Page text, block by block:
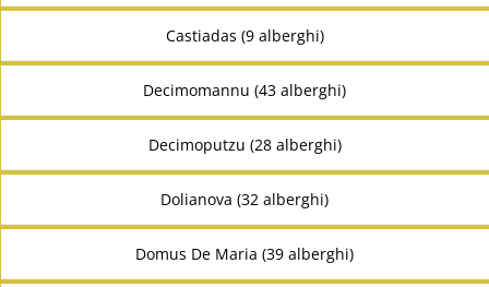
Castiadas (9 alberghi)
Decimomannu (43 alberghi)
Decimoputzu (28 alberghi)
Dolianova (32 alberghi)
Domus De Maria (39 alberghi)